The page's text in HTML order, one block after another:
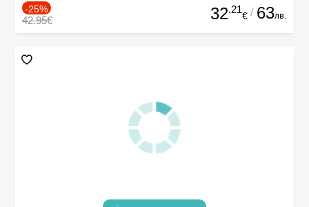
-25%
42.95€ 32.21
€ / 63лв.